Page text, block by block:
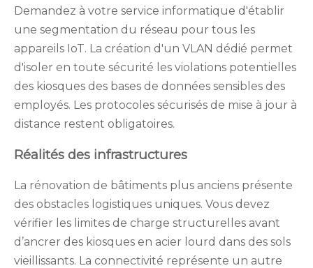
Demandez à votre service informatique d'établir
une segmentation du réseau pour tous les
appareils IoT. La création d'un VLAN dédié permet
d'isoler en toute sécurité les violations potentielles
des kiosques des bases de données sensibles des
employés. Les protocoles sécurisés de mise à jour à
distance restent obligatoires.
Réalités des infrastructures
La rénovation de bâtiments plus anciens présente
des obstacles logistiques uniques. Vous devez
vérifier les limites de charge structurelles avant
d’ancrer des kiosques en acier lourd dans des sols
vieillissants. La connectivité représente un autre